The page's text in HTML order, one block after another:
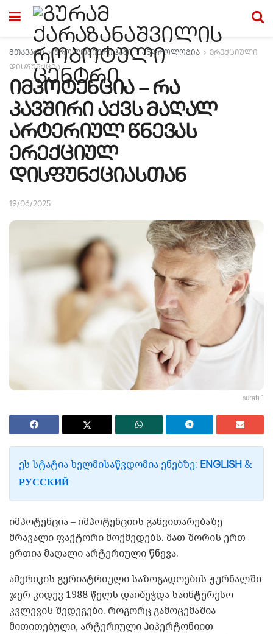
მთავარი უროლოგიური ჰაბი ანდროლოგია
ერექციული
დისფუნქცია
იმპოტენცია – რა
კავშირი აქვს მაღალ
არტერიულ წნევას
ერექციულ
დისფუნქციასთან
19/06/2025
surati 1
ᲔᲡ ᲡᲢᲐᲢᲘᲐ ᲮᲔᲚᲛᲘᲡᲐᲬᲕᲓᲝᲛᲘᲐ ᲔᲜᲔᲑᲖᲔ: ENGLISH &
РУССКИЙ
იმპოტენცია – იმპოტენციის განვითარებაზე
მრავალი ფაქტორი მოქმედებს. მათ შორის ერთ-
ერთია მაღალი არტერიული წნევა.
ამერიკის გერიატრიული საზოგადოების ჟურნალში
ჯერ კიდევ 1988 წელს დაიბეჭდა საინტერესო
კვლევის შედეგები. როგორც გამოცემაშია
მითითებული, არტერიული ჰიპერტონიით